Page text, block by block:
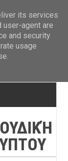
its services
user-agent are
and security
usage